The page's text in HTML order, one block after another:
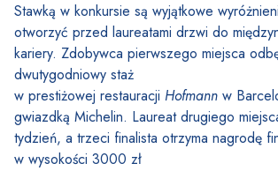
Stawką w konkursie są wyjątkowe
otworzyć przed laureatami drzwi do
kariery. Zdobywca pierwszego miejsca
dwutygodniowy staż
w prestiżowej restauracji Hofmann w
gwiazdką Michelin. Laureat drugiego
tydzień, a trzeci finalista otrzyma nagrodę
w wysokości 3000 zł